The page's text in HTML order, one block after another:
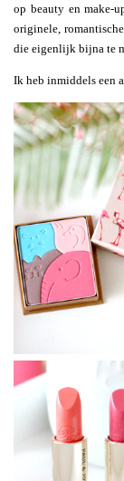
op beauty en make-
originele,
die eigenlijk bijna te
Ik heb inmiddels een